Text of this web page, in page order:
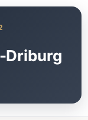
Driburg